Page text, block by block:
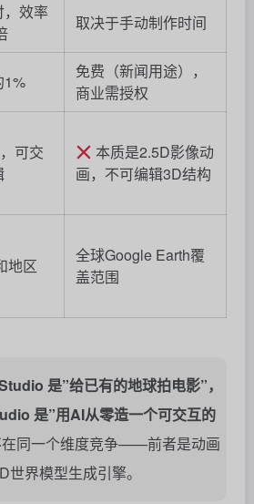
，效率
取决于手动制作时间
1%
免费（新闻用途），
商业需授权
可交
本质是2.5D影像动
画，不可编辑3D结构
地区
全球Google Earth覆
盖范围
是”给已有的地球拍电影”，
是”用AI从零造一个可交互的
在同一个维度竞争——前者是动画
界模型生成引擎。